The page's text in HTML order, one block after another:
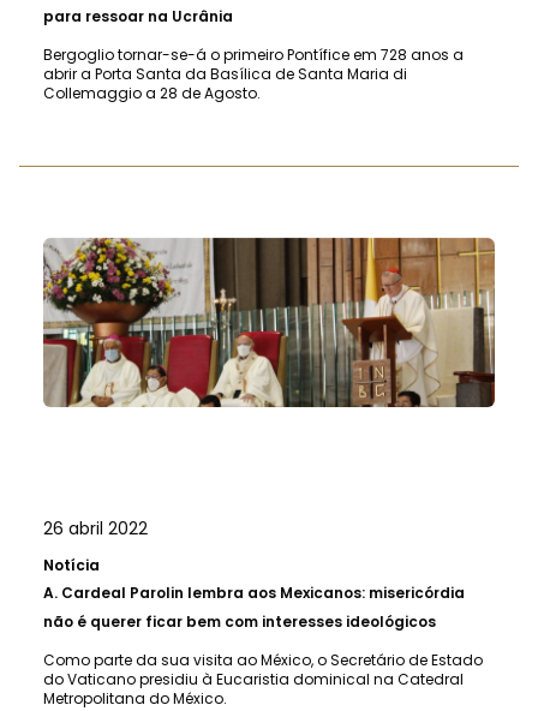
para ressoar na Ucrânia
Bergoglio tornar-se-á o primeiro Pontífice em 728 anos a
abrir a Porta Santa da Basílica de Santa Maria di
Collemaggio a 28 de Agosto.
26 abril 2022
Notícia
A. Cardeal Parolin lembra aos Mexicanos: misericórdia
não é querer ficar bem com interesses ideológicos
Como parte da sua visita ao México, o Secretário de Estado
do Vaticano presidiu à Eucaristia dominical na Catedral
Metropolitana do México.